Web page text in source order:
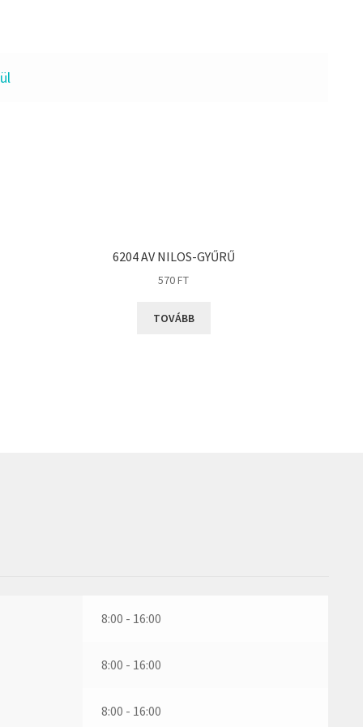
6204 AV NILOS-GYŰRŰ
570FT
TOVÁBB
8:00 - 16:00
8:00 - 16:00
8:00 - 16:00